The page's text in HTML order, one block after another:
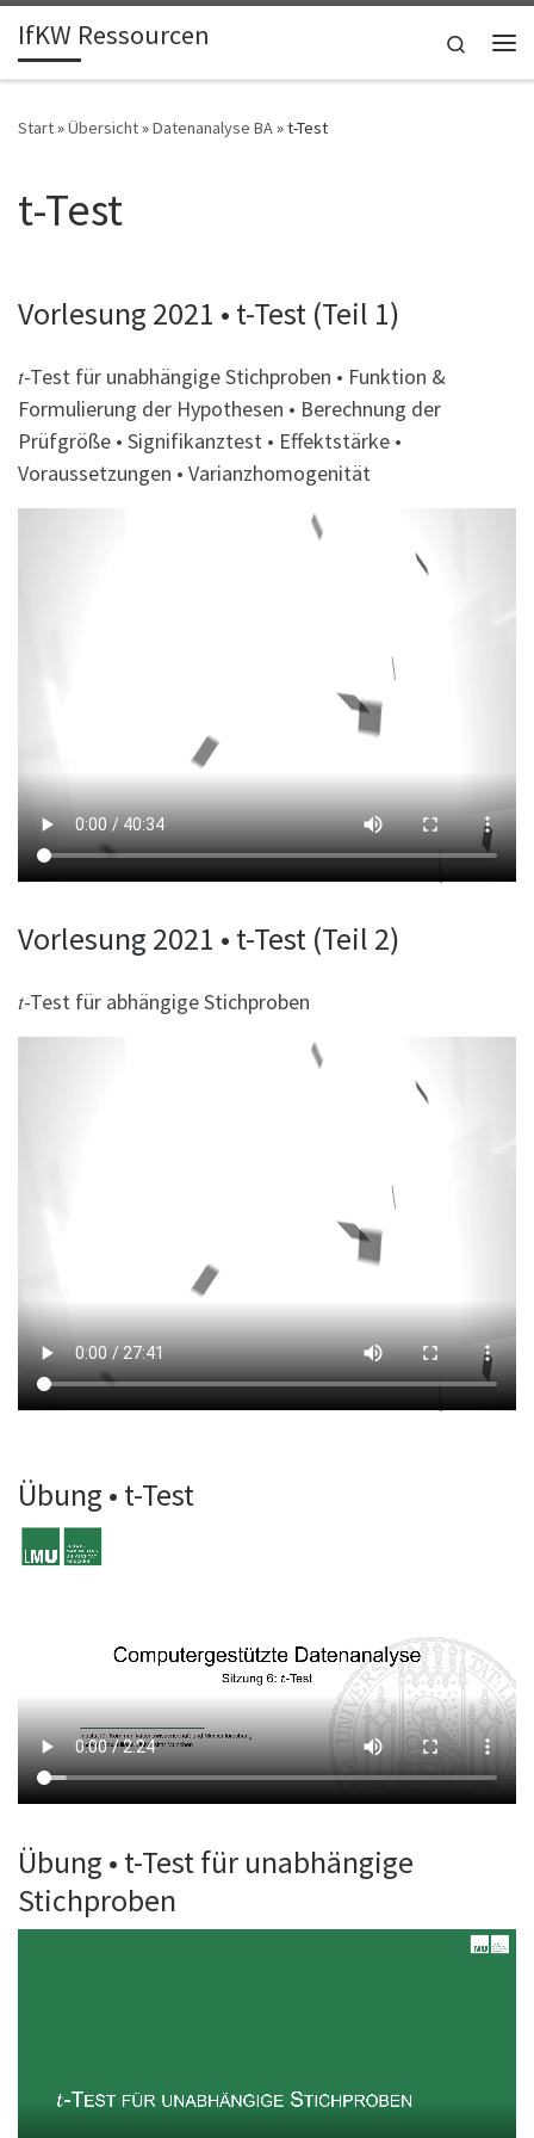
Zum Inhalt springen
IfKW Ressourcen
Search
Start»Übersicht»Datenanalyse BA»t-Test
t-Test
Vorlesung 2021 • t-Test (Teil 1)
𝑡-Test für unabhängige Stichproben • Funktion &
Formulierung der Hypothesen • Berechnung der
Prüfgröße • Signifikanztest • Effektstärke •
Voraussetzungen • Varianzhomogenität
Vorlesung 2021 • t-Test (Teil 2)
𝑡-Test für abhängige Stichproben
Übung • t-Test
Übung • t-Test für unabhängige
Stichproben